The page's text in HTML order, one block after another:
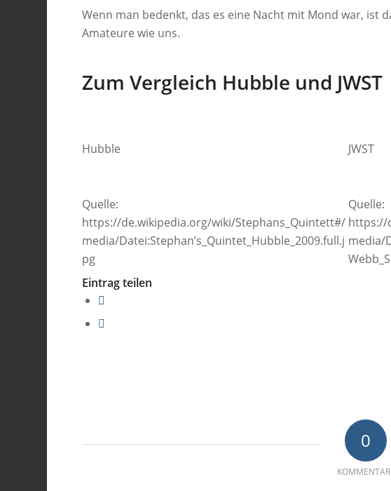
Wenn man bedenkt, das es eine Nacht mit Mond war, ist
Amateure wie uns.
Zum Vergleich Hubble und JWST
Hubble
Quelle:
https://de.wikipedia.org/wiki/Stephans_Quintett#/
media/Datei:Stephan’s_Quintet_Hubble_2009.full.j
pg
JWST
Quelle:
https://
media/
Eintrag teilen
0